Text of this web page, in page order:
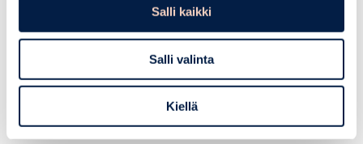
Salli kaikki
Salli valinta
Kiellä